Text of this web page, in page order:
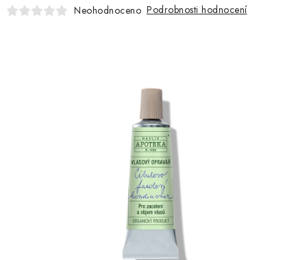
FIREMNÍ DÁRKY
Neohodnoceno Podrobnosti hodnocení